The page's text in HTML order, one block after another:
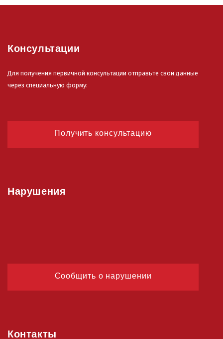
Консультации
Для получения первичной консультации отправьте свои данные
через специальную форму:
Получить консультацию
Нарушения
Сообщить о нарушении
Контакты